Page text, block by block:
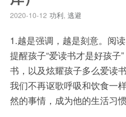
2020-10-12 功利, 逃避
1.越是强调，越是刻意。阅
提醒孩子“爱读书才是好孩子
书，以及炫耀孩子多么爱读
我们不再讴歌呼吸和饮食一
然的事情，成为他的生活习惯